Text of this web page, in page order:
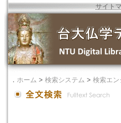
サイト
． ホーム > 検索システム > 検索エン